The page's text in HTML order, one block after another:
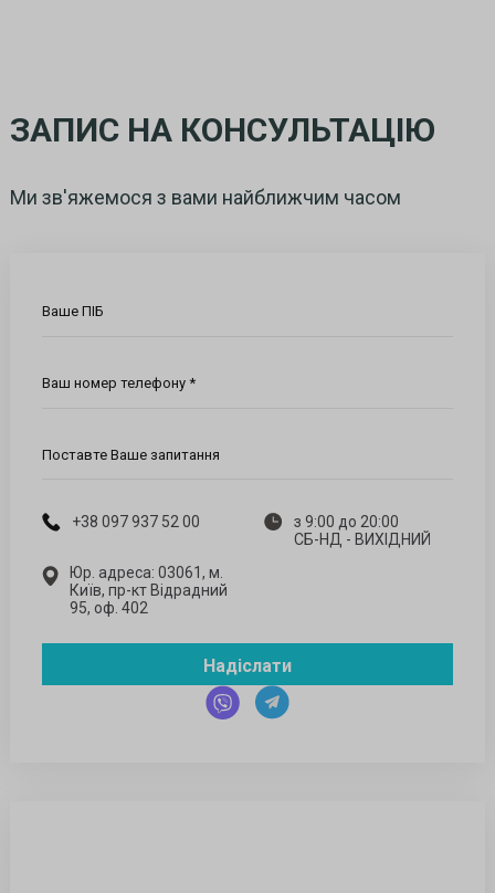
ЗАПИС НА КОНСУЛЬТАЦІЮ
Ми зв'яжемося з вами найближчим часом
Ваше ПІБ
Ваш номер телефону *
Поставте Ваше запитання
+38 097 937 52 00
з 9:00 до 20:00
СБ-НД - ВИХІДНИЙ
Юр. адреса: 03061, м.
Київ, пр-кт Відрадний
95, оф. 402
Надіслати